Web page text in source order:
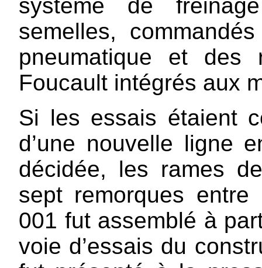
système de
semelles,
pneumatique et des
Foucault intégrés aux
Si les essais étaient
d’une nouvelle ligne
décidée, les rames
sept remorques
001 fut assemblé à
voie d’essais du